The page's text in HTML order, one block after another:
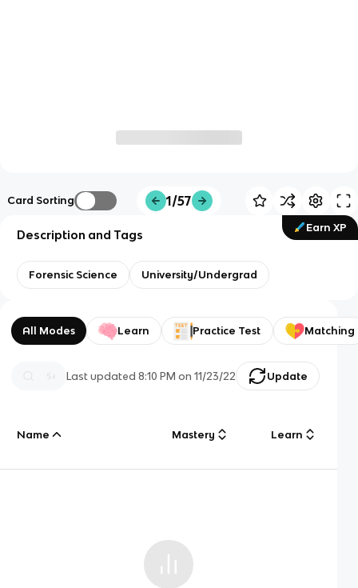
Card Sorting 1/57
Earn XP
Description and Tags
Forensic Science University/Undergrad
All Modes Learn Practice Test Matching
Last updated8:10 PM on 11/23/22 Update
Name Mastery Learn